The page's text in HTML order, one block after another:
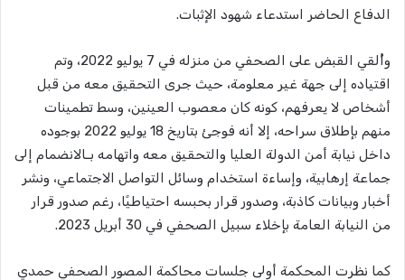
الدفاع الحاضر استدعاء شهود الإثبات.
وأُلقي القبض على الصحفي من منزله في 7 يوليو 2022، وتم
اقتياده إلى جهة غير معلومة، حيث جرى التحقيق معه من قبل
أشخاص لا يعرفهم، كونه كان معصوب العينين، وسط تطمينات
منهم بإطلاق سراحه، إلا أنه فوجئ بتاريخ 18 يوليو 2022 بوجوده
داخل نيابة أمن الدولة العليا والتحقيق معه واتهامه بـالانضمام إلى
جماعة إرهابية، وإساءة استخدام وسائل التواصل الاجتماعي، ونشر
أخبار وبيانات كاذبة، وصدور قرار بحبسه احتياطيًا، رغم صدور قرار
من النيابة العامة بإخلاء سبيل الصحفي في 30 أبريل 2023.
كما نظرت المحكمة أولى جلسات محاكمة المصور الصحفي حمدي